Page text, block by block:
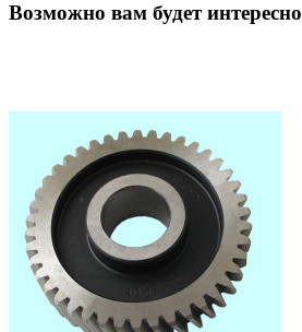
Возможно вам будет интересно